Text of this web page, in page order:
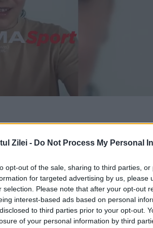
Zilei - Do Not Process My Personal
opt-out of the sale, sharing to third parties,
for targeted advertising by us, please
selection. Please note that after your opt-out
interest-based ads based on personal
to third parties prior to your opt-out.
of your personal information by third
și ea cercetată în stare de
mătură, contribuind la rănirea
a fost transportată la
și multiple plăgi.
că a pus în mișcare